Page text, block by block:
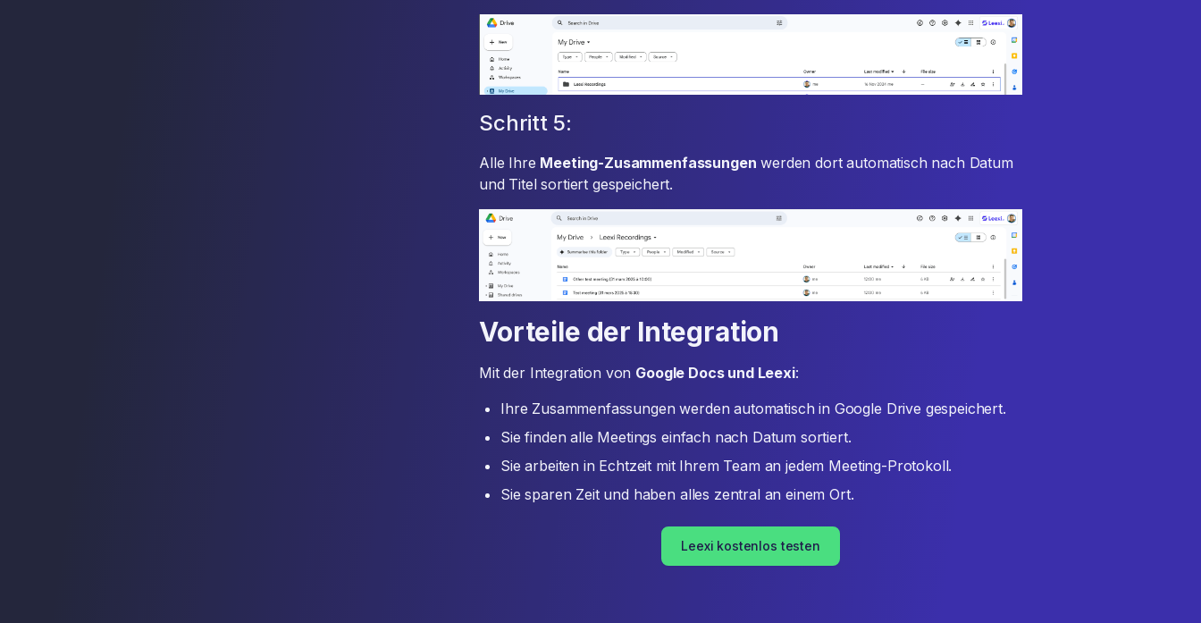
Schritt 5:
Alle Ihre Meeting-Zusammenfassungen werden dort automatisch nach Datum
und Titel sortiert gespeichert.
Vorteile der Integration
Mit der Integration von Google Docs und Leexi:
Ihre Zusammenfassungen werden automatisch in Google Drive gespeichert.
Sie finden alle Meetings einfach nach Datum sortiert.
Sie arbeiten in Echtzeit mit Ihrem Team an jedem Meeting-Protokoll.
Sie sparen Zeit und haben alles zentral an einem Ort.
Leexi kostenlos testen